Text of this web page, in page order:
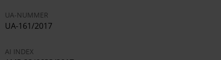
UA-NUMMER
UA-161/2017
AI INDEX